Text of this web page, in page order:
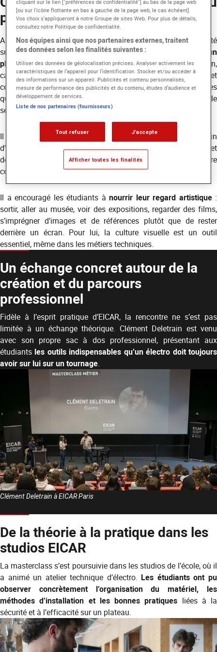
plateau
Au-delà de la dimension technique,Clément Deletraina insisté
sur un point essentiel :le comportement professionnel sur un
plateau. Ponctualité irréprochable, sens de l’observation,
capacité à écouter avant de parler, respect de la hiérarchie et
compréhension des dynamiques d’équipe sont, selon lui, des
qualités fondamentales pour évoluer durablement dans le
secteur.
Il a rappelé l’importance de savoir trouver sa place au sein
d’une équipe, d’intervenir avec pertinence et au bon moment, et
de comprendre que chaque poste participe à un équilibre
collectif.
Il a encouragé les étudiants à nourrir leur regard artistique:
sortir, aller au musée, voir des expositions, regarder des films,
s’imprégner d’images et de références plutôt que de rester
derrière un écran. Pour lui, la culture visuelle est un outil
essentiel, même dans les métiers techniques.
Clément Deletrain à EICAR Paris
Un échange concret autour de la
création et du parcours
professionnel
Fidèle à l’esprit pratique d’EICAR, la rencontre ne s’est pas
limitée à un échange théorique. Clément Deletrain est venu
avec son propre sac à dos professionnel, présentant aux
étudiants les outils indispensables qu’un électro doit toujours
avoir sur lui sur un tournage.
De la théorie à la pratique dans les
studios EICAR
La masterclass s’est poursuivie dans les studios de l’école, où il
a animé un atelier technique d’électro. Les étudiants ont pu
observer concrètement l’organisation du matériel, les
méthodes d’installation et les bonnes pratiques liées à la
sécurité et à l’efficacité sur un plateau.
cliquant sur le lien ["préférences de confidentialité"] au bas de la page web
[ou sur l'icône flottante en bas à gauche de la page web, le cas échéant].
Vos choix s'appliqueront à notre Groupe de sites Web. Pour plus de détails,
consultez notre Politique de confidentialité.
Nos équipes ainsi que nos partenaires externes, traitent
des données selon les finalités suivantes :
Utiliser des données de géolocalisation précises. Analyser activement les
caractéristiques de l’appareil pour l’identification. Stocker et/ou accéder à
des informations sur un appareil. Publicités et contenu personnalisés,
mesure de performance des publicités et du contenu, études d’audience et
développement de services.
Liste de nos partenaires (fournisseurs)
Tout refuser J'accepte
Afficher toutes les finalités